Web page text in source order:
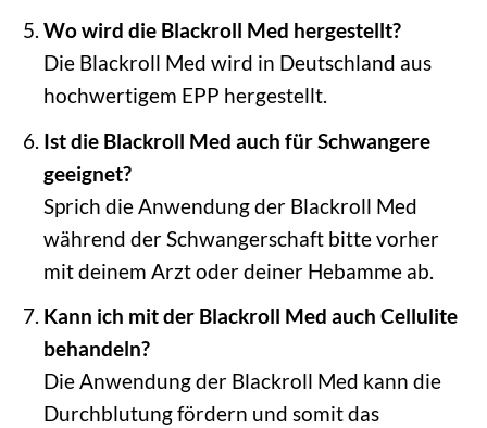
Wo wird die Blackroll Med hergestellt?
Die Blackroll Med wird in Deutschland aus
hochwertigem EPP hergestellt.
Ist die Blackroll Med auch für Schwangere
geeignet?
Sprich die Anwendung der Blackroll Med
während der Schwangerschaft bitte vorher
mit deinem Arzt oder deiner Hebamme ab.
Kann ich mit der Blackroll Med auch Cellulite
behandeln?
Die Anwendung der Blackroll Med kann die
Durchblutung fördern und somit das